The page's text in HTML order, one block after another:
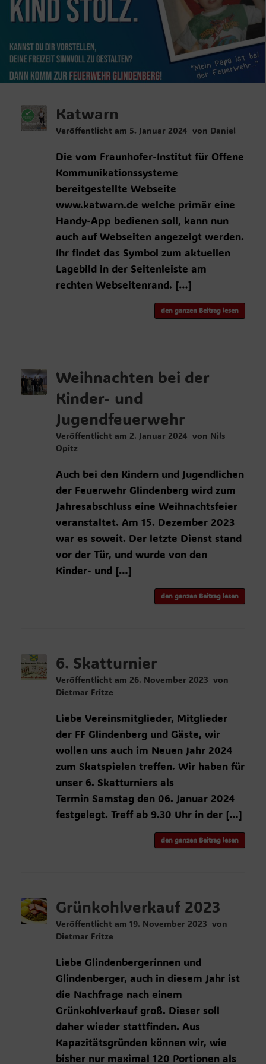
Katwarn
Veröffentlicht am 5. Januar 2024 von Daniel
Die vom Fraunhofer-Institut für Offene
Kommunikationssysteme
bereitgestellte Webseite
www.katwarn.de welche primär eine
Handy-App bedienen soll, kann nun
auch auf Webseiten angezeigt werden.
Ihr findet das Symbol zum aktuellen
Lagebild in der Seitenleiste am
rechten Webseitenrand. […]
den ganzen Beitrag lesen
Weihnachten bei der
Kinder- und
Jugendfeuerwehr
Veröffentlicht am 2. Januar 2024 von Nils
Opitz
Auch bei den Kindern und Jugendlichen
der Feuerwehr Glindenberg wird zum
Jahresabschluss eine Weihnachtsfeier
veranstaltet. Am 15. Dezember 2023
war es soweit. Der letzte Dienst stand
vor der Tür, und wurde von den
Kinder- und […]
den ganzen Beitrag lesen
6. Skatturnier
Veröffentlicht am 26. November 2023 von
Dietmar Fritze
Liebe Vereinsmitglieder, Mitglieder
der FF Glindenberg und Gäste, wir
wollen uns auch im Neuen Jahr 2024
zum Skatspielen treffen. Wir haben für
unser 6. Skatturniers als
Termin Samstag den 06. Januar 2024
festgelegt. Treff ab 9.30 Uhr in der […]
den ganzen Beitrag lesen
Grünkohlverkauf 2023
Veröffentlicht am 19. November 2023 von
Dietmar Fritze
Liebe Glindenbergerinnen und
Glindenberger, auch in diesem Jahr ist
die Nachfrage nach einem
Grünkohlverkauf groß. Dieser soll
daher wieder stattfinden. Aus
Kapazitätsgründen können wir, wie
bisher nur maximal 120 Portionen als